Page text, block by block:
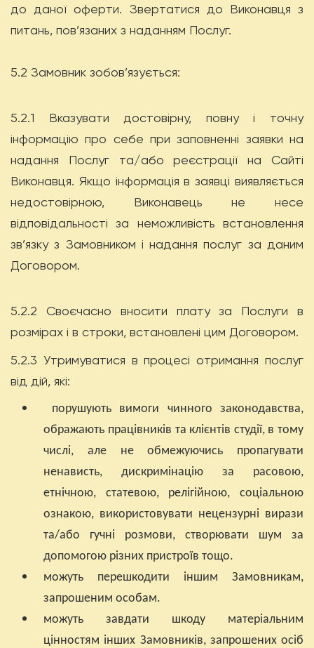
до даної оферти. Звертатися до Виконавця з
питань, пов’язаних з наданням Послуг.
5.2 Замовник зобов’язується:
5.2.1 Вказувати достовірну, повну і точну
інформацію про себе при заповненні заявки на
надання Послуг та/або реєстрації на Сайті
Виконавця. Якщо інформація в заявці виявляється
недостовірною, Виконавець не несе
відповідальності за неможливість встановлення
зв’язку з Замовником і надання послуг за даним
Договором.
5.2.2 Своєчасно вносити плату за Послуги в
розмірах і в строки, встановлені цим Договором.
5.2.3 Утримуватися в процесі отримання послуг
від дій, які:
порушують вимоги чинного законодавства,
ображають працівників та клієнтів студії, в тому
числі, але не обмежуючись пропагувати
ненависть, дискримінацію за расовою,
етнічною, статевою, релігійною, соціальною
ознакою, використовувати нецензурні вирази
та/або гучні розмови, створювати шум за
допомогою різних пристроїв тощо.
можуть перешкодити іншим Замовникам,
запрошеним особам.
можуть завдати шкоду матеріальним
цінностям інших Замовників, запрошених осіб